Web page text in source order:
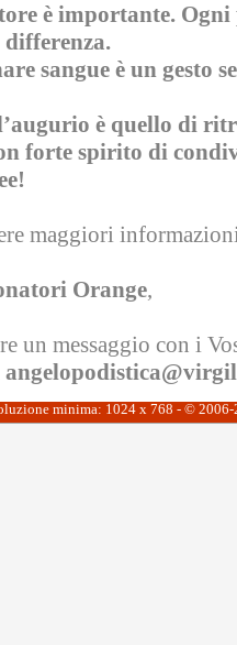
è importante. Ogni
sangue è un gesto
è quello di
forte spirito di
maggiori
Orange,
un messaggio con i
minima: 1024 x 768 - ©